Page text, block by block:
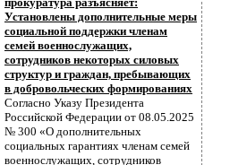
Установлены дополнительные меры
социальной поддержки членам
семей военнослужащих,
сотрудников некоторых силовых
структур и граждан, пребывающих
в добровольческих формированиях
Согласно Указу Президента
Российской Федерации от 08.05.2025
№ 300 «О дополнительных
социальных гарантиях членам семей
военнослужащих, сотрудников